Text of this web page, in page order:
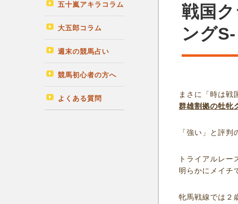
五十嵐アキラコラム
大五郎コラム
週末の競馬占い
競馬初心者の方へ
よくある質問
戦国
ングS-
まさに「時は戦
群雄割拠の牡牝
「強い」と評
トライアルレー
明らかにメイチ
牝馬戦線では２